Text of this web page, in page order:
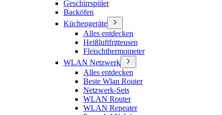
Geschirrspüler
Backöfen
Küchengeräte
Alles entdecken
Heißluftfritteusen
Fleischthermometer
WLAN Netzwerk
Alles entdecken
Beste Wlan Router
Netzwerk-Sets
WLAN Router
WLAN Repeater